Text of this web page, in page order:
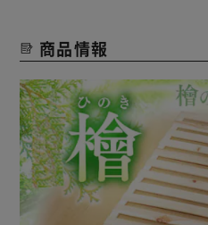
商品情報